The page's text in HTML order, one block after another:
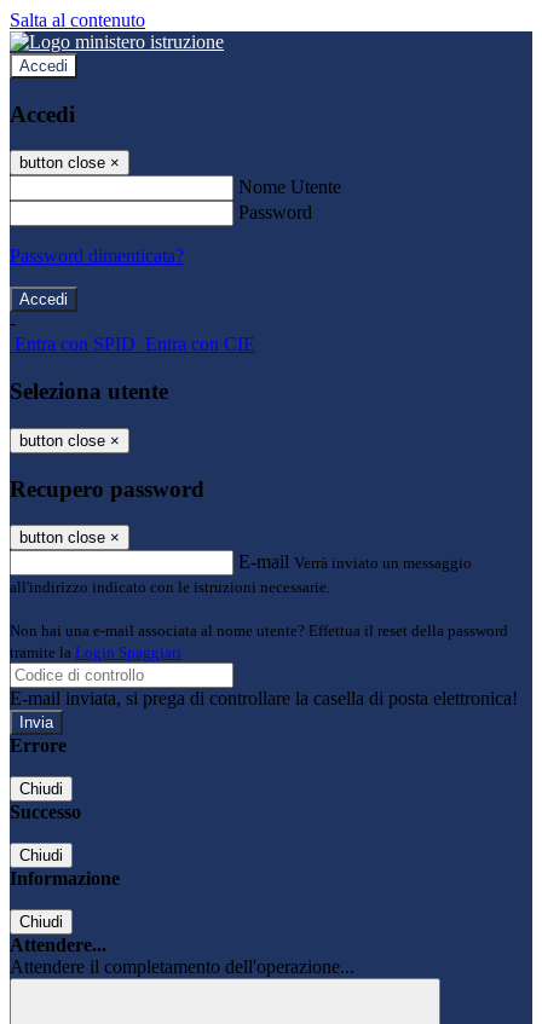
Salta al contenuto
Accedi
Accedi
button close ×
Nome Utente
Password
Password dimenticata?
-
Entra con SPID Entra con CIE
Seleziona utente
button close ×
Recupero password
button close ×
E-mail Verrà inviato un messaggio
all'indirizzo indicato con le istruzioni necessarie.
Non hai una e-mail associata al nome utente? Effettua il reset della password
tramite la Login Spaggiari
E-mail inviata, si prega di controllare la casella di posta elettronica!
Errore
Chiudi
Successo
Chiudi
Informazione
Chiudi
Attendere...
Attendere il completamento dell'operazione...